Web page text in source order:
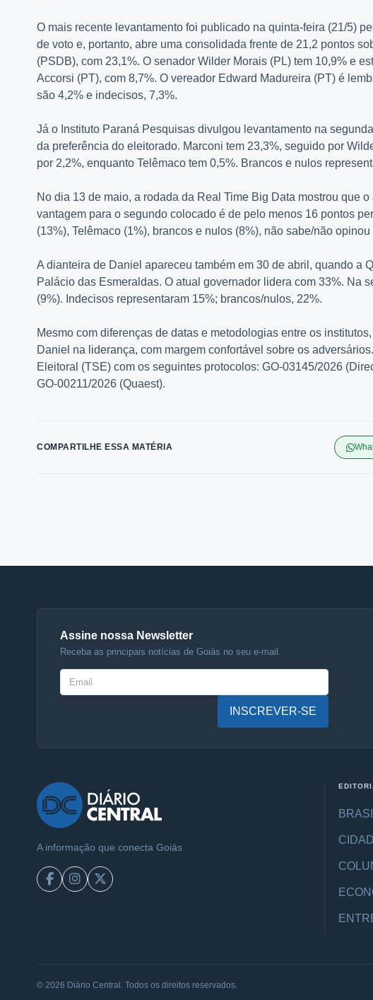
O mais recente levantamento foi publicado na quinta-feira (21/5)
de voto e, portanto, abre uma consolidada frente de 21,2 pontos
(PSDB), com 23,1%. O senador Wilder Morais (PL) tem 10,9% e
Accorsi (PT), com 8,7%. O vereador Edward Madureira (PT) é
são 4,2% e indecisos, 7,3%.
Já o Instituto Paraná Pesquisas divulgou levantamento na
da preferência do eleitorado. Marconi tem 23,3%, seguido por
por 2,2%, enquanto Telêmaco tem 0,5%. Brancos e nulos
No dia 13 de maio, a rodada da Real Time Big Data mostrou que
vantagem para o segundo colocado é de pelo menos 16 pontos
(13%), Telêmaco (1%), brancos e nulos (8%), não sabe/não opinou
A dianteira de Daniel apareceu também em 30 de abril, quando a
Palácio das Esmeraldas. O atual governador lidera com 33%. Na
(9%). Indecisos representaram 15%; brancos/nulos, 22%.
Mesmo com diferenças de datas e metodologias entre os
Daniel na liderança, com margem confortável sobre os
Eleitoral (TSE) com os seguintes protocolos: GO-03145/2026
GO-00211/2026 (Quaest).
COMPARTILHE ESSA MATÉRIA
Assine nossa Newsletter
Receba as principais notícias de Goiás no seu e-mail.
INSCREVER-SE
A informação que conecta Goiás
© 2026 Diário Central. Todos os direitos reservados.